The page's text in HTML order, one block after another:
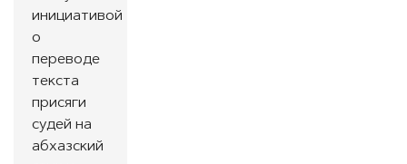
инициативой
о
переводе
текста
присяги
судей на
абхазский